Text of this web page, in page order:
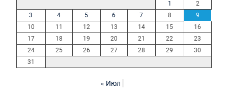
1
2
3
4 5 6 7 8
9
10
11 12 13 14 15
16
17
18 19 20 21 22
23
24
25 26 27 28 29
30
31
« Июл